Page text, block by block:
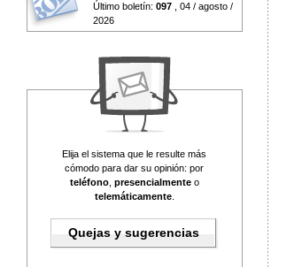
Último boletín:097 , 04 / agosto /
2026
Elija el sistema que le resulte más
cómodo para dar su opinión: por
teléfono, presencialmenteo
telemáticamente.
Quejas y sugerencias